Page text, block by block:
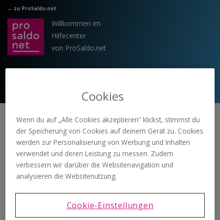
Zum hauptsächlichen Inhalt gehen
← zu ProSaldo.net
Willkommen im
Hilfecenter
von ProSaldo.net
Supp
Buc
tun
g
doppelte
Buchhaltung
Buchungsbeis
piele
Lastschrift offene
Kreditkartenrechnung in
der doppelten
Buchhaltung
Buchungsbeispiele
Cookies
Wenn du auf „Alle Cookies akzeptieren“ klickst, stimmst du
der Speicherung von Cookies auf deinem Gerät zu. Cookies
werden zur Personalisierung von Werbung und Inhalten
verwendet und deren Leistung zu messen. Zudem
verbessern wir darüber die Websitenavigation und
analysieren die Websitenutzung.
Cookie-Einstellungen